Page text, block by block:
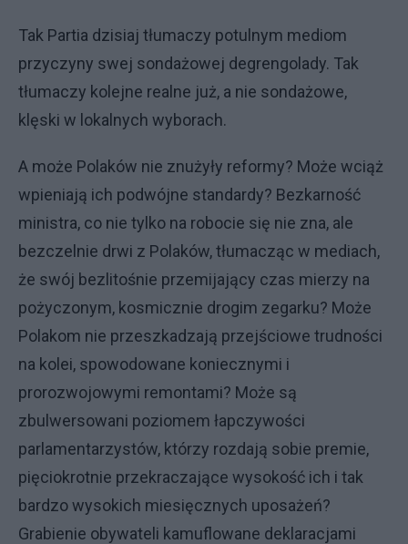
Tak Partia dzisiaj tłumaczy potulnym mediom
przyczyny swej sondażowej degrengolady. Tak
tłumaczy kolejne realne już, a nie sondażowe,
klęski w lokalnych wyborach.
A może Polaków nie znużyły reformy? Może wciąż
wpieniają ich podwójne standardy? Bezkarność
ministra, co nie tylko na robocie się nie zna, ale
bezczelnie drwi z Polaków, tłumacząc w mediach,
że swój bezlitośnie przemijający czas mierzy na
pożyczonym, kosmicznie drogim zegarku? Może
Polakom nie przeszkadzają przejściowe trudności
na kolei, spowodowane koniecznymi i
prorozwojowymi remontami? Może są
zbulwersowani poziomem łapczywości
parlamentarzystów, którzy rozdają sobie premie,
pięciokrotnie przekraczające wysokość ich i tak
bardzo wysokich miesięcznych uposażeń?
Grabienie obywateli kamuflowane deklaracjami